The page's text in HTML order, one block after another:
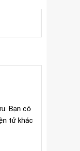
Bạn có
tử khác